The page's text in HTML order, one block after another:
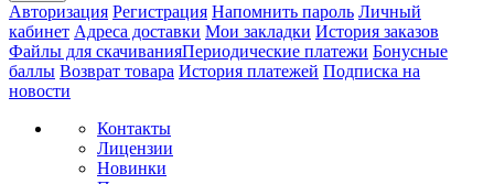
Авторизация Регистрация Напомнить пароль Личный
кабинет Адреса доставки Мои закладки История заказов
Файлы для скачиванияПериодические платежи Бонусные
баллы Возврат товара История платежей Подписка на
новости
Контакты
Лицензии
Новинки